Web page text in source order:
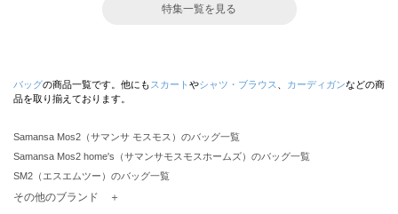
特集一覧を見る
バッグの商品一覧です。他にも スカート やシャツ・ブラウス カーディガンなどの商
品を取り揃えております。
Samansa Mos2（サマンサ モスモス）のバッグ一覧
Samansa Mos2 home's（サマンサモスモスホームズ）のバッグ一覧
SM2（エスエムツー）のバッグ一覧
TSUHARU by Samansa Mos2（ツハルバイサマンサモスモス）のバッグ一覧
その他のブランド ＋